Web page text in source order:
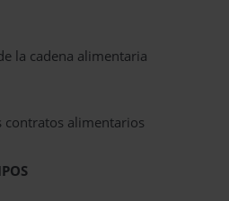
la cadena alimentaria
contratos alimentarios